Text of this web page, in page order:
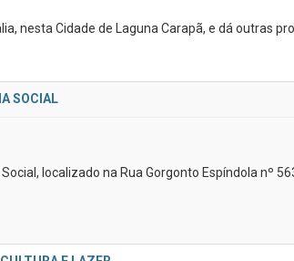
nesta Cidade de Laguna Carapã, e dá outras
SOCIAL
localizado na Rua Gorgonto Espíndola nº